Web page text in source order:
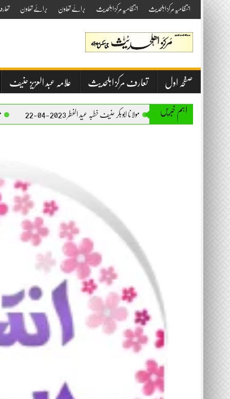
Skip
to
content
انتظامیہ مرکز اہلحدیث انتظامیہ مرکز اہلحدیث برائے تعاون برائے تعاون
صفحہ اول تعارف مرکز اہلحدیث علامہ عبد العزیز حنیف
اہم خبریںمولانا ابوبکر حنیف خطبہ عید الفطر 2023-04-22 مولانا ابوبکر حنیف